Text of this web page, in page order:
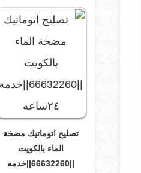
تصليح اتوماتيك مضخة
الماء بالكويت
||66632260||خدمه